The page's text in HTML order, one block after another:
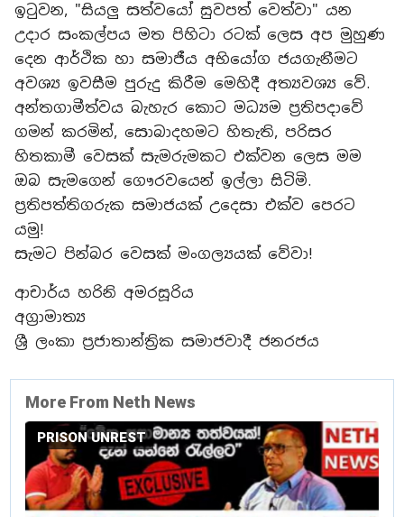
ඉටුවන, "සියලු සත්වයෝ සුවපත් වෙත්වා" යන
උදාර සංකල්පය මත පිහිටා රටක් ලෙස අප මුහුණ
දෙන ආර්ථික හා සමාජීය අභියෝග ජයගැනීමට
අවශ්‍ය ඉවසීම පුරුදු කිරීම මෙහිදී අත්‍යවශ්‍ය වේ.
​අන්තගාමීත්වය බැහැර කොට මධ්‍යම ප්‍රතිපදාවේ
ගමන් කරමින්, සොබාදහමට හිතැති, පරිසර
හිතකාමී වෙසක් සැමරුමකට එක්වන ලෙස මම
ඔබ සැමගෙන් ගෞරවයෙන් ඉල්ලා සිටිමි.
​ප්‍රතිපත්තිගරුක සමාජයක් උදෙසා එක්ව පෙරට
යමු!
සැමට පින්බර වෙසක් මංගල්‍යයක් වේවා!
​ආචාර්ය හරිනි අමරසූරිය
අග්‍රාමාත්‍ය
ශ්‍රී ලංකා ප්‍රජාතාන්ත්‍රික සමාජවාදී ජනරජය
More From Neth News
PRISON UNREST